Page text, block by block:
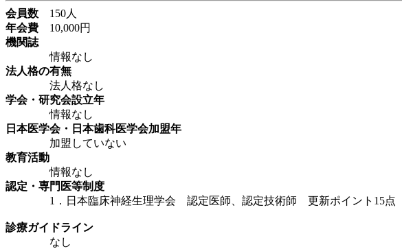
会員数 150人
年会費 10,000円
機関誌
情報なし
法人格の有無
法人格なし
学会・研究会設立年
情報なし
日本医学会・日本歯科医学会加盟年
加盟していない
教育活動
情報なし
認定・専門医等制度
1．日本臨床神経生理学会 認定医師、認定技術師 更新ポイント15点
診療ガイドライン
なし